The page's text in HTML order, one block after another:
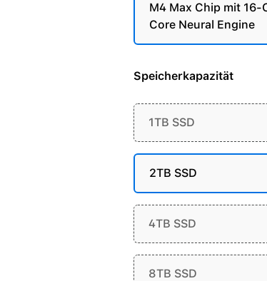
M4 Max Chip mit 16-
Core Neural Engine
Speicherkapazität
1TB SSD
2TB SSD
4TB SSD
8TB SSD